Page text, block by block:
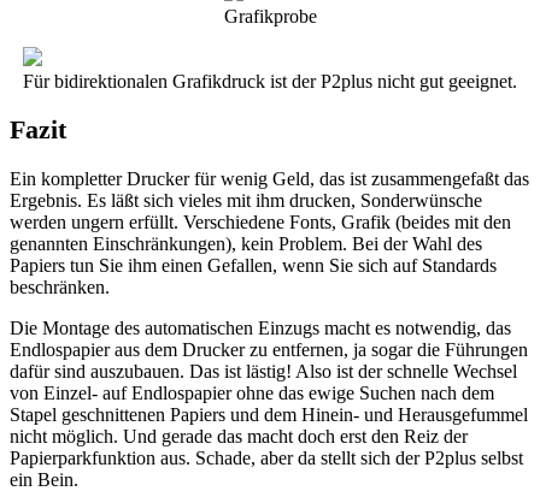
Grafikprobe
Für bidirektionalen Grafikdruck ist der P2plus nicht gut geeignet.
Fazit
Ein kompletter Drucker für wenig Geld, das ist zusammengefaßt das
Ergebnis. Es läßt sich vieles mit ihm drucken, Sonderwünsche
werden ungern erfüllt. Verschiedene Fonts, Grafik (beides mit den
genannten Einschränkungen), kein Problem. Bei der Wahl des
Papiers tun Sie ihm einen Gefallen, wenn Sie sich auf Standards
beschränken.
Die Montage des automatischen Einzugs macht es notwendig, das
Endlospapier aus dem Drucker zu entfernen, ja sogar die Führungen
dafür sind auszubauen. Das ist lästig! Also ist der schnelle Wechsel
von Einzel- auf Endlospapier ohne das ewige Suchen nach dem
Stapel geschnittenen Papiers und dem Hinein- und Herausgefummel
nicht möglich. Und gerade das macht doch erst den Reiz der
Papierparkfunktion aus. Schade, aber da stellt sich der P2plus selbst
ein Bein.